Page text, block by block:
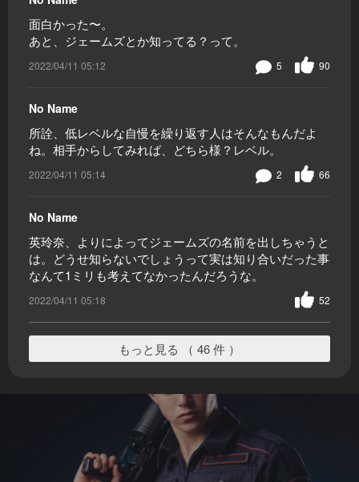
面白かった〜。
あと、ジェームズとか知ってる？って。
2022/04/11 05:12 90
5
No Name
所詮、低レベルな自慢を繰り返す人はそんなもんだよ
ね。相手からしてみれば、どちら様？レベル。
2022/04/11 05:14 66
2
No Name
英玲奈、よりによってジェームズの名前を出しちゃうと
は。どうせ知らないでしょうって実は知り合いだった事
なんて1ミリも考えてなかったんだろうな。
2022/04/11 05:18 52
もっと見る （ 46 件 ）